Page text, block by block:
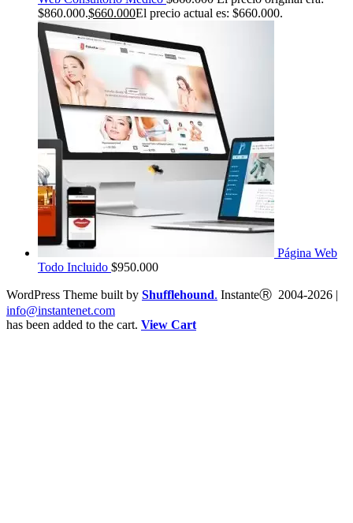
$860.000.$660.000El precio actual es: $660.000.
Página Web
Todo Incluido $950.000
WordPress Theme built by Shufflehound. InstanteⓇ 2004-2026 |
info@instantenet.com
has been added to the cart. View Cart